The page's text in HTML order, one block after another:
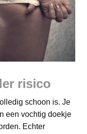
risico
schoon is. Je
een vochtig doekje
Echter